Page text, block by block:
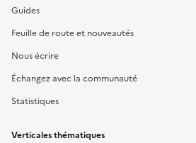
Guides
Feuille de route et nouveautés
Nous écrire
Échangez avec la communauté
Statistiques
Verticales thématiques